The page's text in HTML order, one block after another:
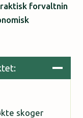
forvaltnin
skoger